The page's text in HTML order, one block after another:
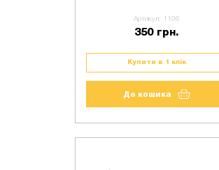
Артикул: 1106
350 грн.
Купити в 1 клік
До кошика